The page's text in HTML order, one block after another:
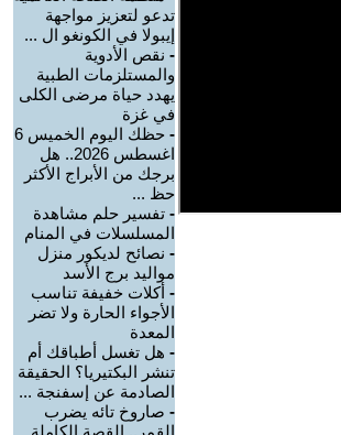
تدعو لتعزيز مواجهة
إيبولا في الكونغو ال ...
- نقص الأدوية
والمستلزمات الطبية
يهدد حياة مرضى الكلى
في غزة
-
حظك اليوم الخميس 6
اغسطس 2026.. هل
برجك من الأبراج الأكثر
حظ ...
- تفسير حلم مشاهدة
المسلسلات في المنام
- نصائح لديكور منزل
مواليد برج الأسد‎
- أكلات خفيفة تناسب
الأجواء الحارة ولا تضر
المعدة
- هل تغسل أطباقك أم
تنشر البكتيريا؟ الحقيقة
الصادمة عن إسفنجة ...
- صاروخ تائه يضرب
القمر.. القصة الكاملة